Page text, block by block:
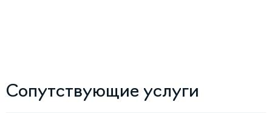
Сопутствующие услуги